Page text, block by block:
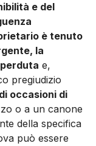
e del
è tenuto
la
e,
pregiudizio
occasioni di
o a un canone
della specifica
può essere